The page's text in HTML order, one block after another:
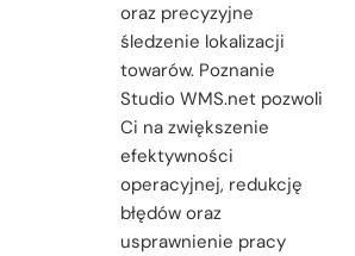
oraz precyzyjne
śledzenie lokalizacji
towarów. Poznanie
Studio WMS.net pozwoli
Ci na zwiększenie
efektywności
operacyjnej, redukcję
błędów oraz
usprawnienie pracy